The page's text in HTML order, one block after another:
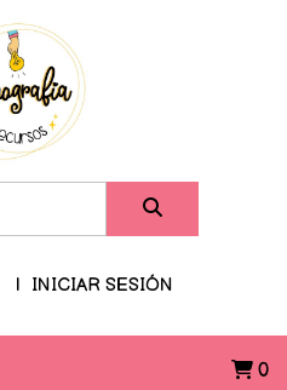
INICIAR SESIÓN
0